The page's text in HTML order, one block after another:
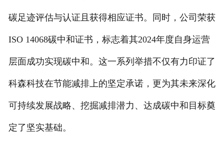
在线留言
碳足迹评估与认证且获得相应证书。同时，公司荣获
ISO 14068碳中和证书，标志着其2024年度自身运营
层面成功实现碳中和。这一系列举措不仅有力印证了
科森科技在节能减排上的坚定承诺，更为其未来深化
可持续发展战略、挖掘减排潜力、达成碳中和目标奠
定了坚实基础。